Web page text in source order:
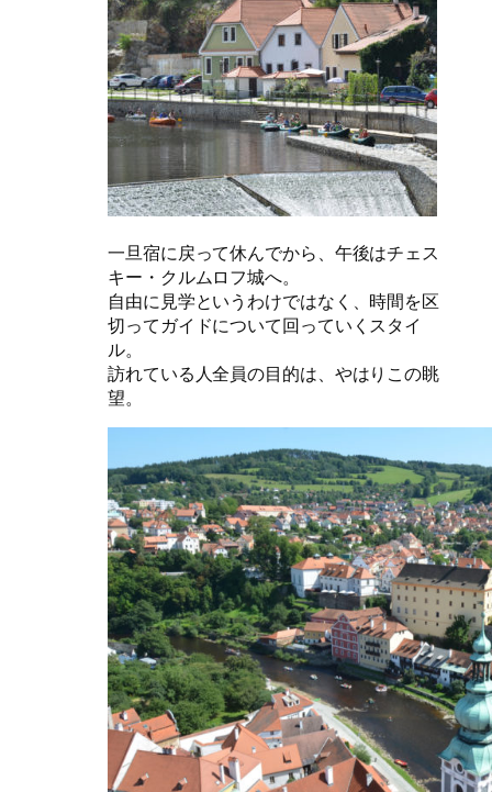
一旦宿に戻って休んでから、午後はチェス
キー・クルムロフ城へ。
自由に見学というわけではなく、時間を区
切ってガイドについて回っていくスタイ
ル。
訪れている人全員の目的は、やはりこの眺
望。